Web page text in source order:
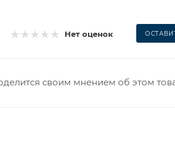
Нет оценок
своим мнением об этом